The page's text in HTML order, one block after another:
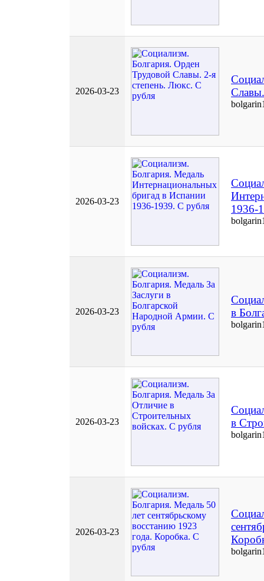
2026-03-23
2026-03-23
1936-
2026-03-23
в
2026-03-23
в
2026-03-23